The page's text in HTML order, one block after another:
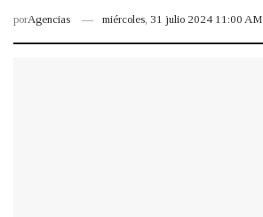
porAgencias miércoles, 31 julio 2024 11:00 AM